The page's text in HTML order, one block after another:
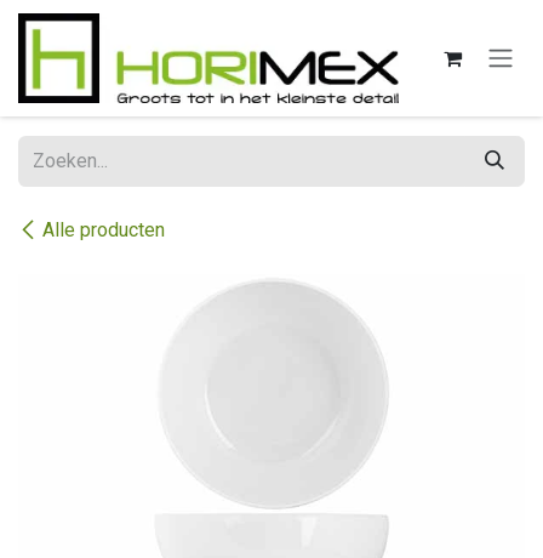
Overslaan naar inhoud
Alle producten